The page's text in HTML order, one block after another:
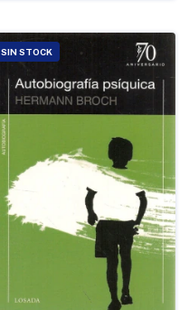
SIN STOCK